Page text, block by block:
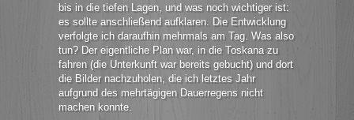
bis in die tiefen Lagen, und was noch wichtiger ist:
es sollte anschließend aufklaren. Die Entwicklung
verfolgte ich daraufhin mehrmals am Tag. Was also
tun? Der eigentliche Plan war, in die Toskana zu
fahren (die Unterkunft war bereits gebucht) und dort
die Bilder nachzuholen, die ich letztes Jahr
aufgrund des mehrtägigen Dauerregens nicht
machen konnte.